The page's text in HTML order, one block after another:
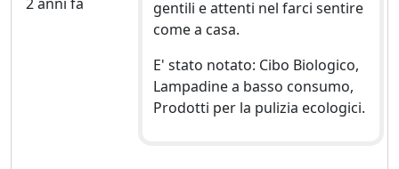
gentili e attenti nel farci sentire
come a casa.
E' stato notato: Cibo Biologico,
Lampadine a basso consumo,
Prodotti per la pulizia ecologici.